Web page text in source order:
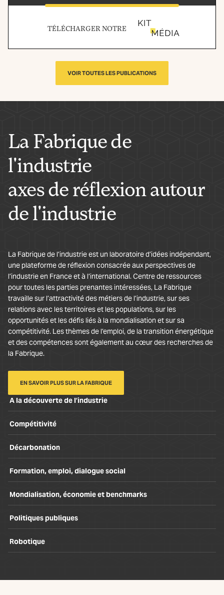
TÉLÉCHARGER NOTRE
VOIR TOUTES LES PUBLICATIONS
La Fabrique de
l'industrie
axes de réflexion autour
de l'industrie
La Fabrique de l’industrie est un laboratoire d’idées indépendant,
une plateforme de réflexion consacrée aux perspectives de
l’industrie en France et à l’international. Centre de ressources
pour toutes les parties prenantes intéressées, La Fabrique
travaille sur l’attractivité des métiers de l’industrie, sur ses
relations avec les territoires et les populations, sur les
opportunités et les défis liés à la mondialisation et sur sa
compétitivité. Les thèmes de l’emploi, de la transition énergétique
et des compétences sont également au cœur des recherches de
la Fabrique.
EN SAVOIR PLUS SUR LA FABRIQUE
A la découverte de l’industrie
Compétitivité
Décarbonation
Formation, emploi, dialogue social
Mondialisation, économie et benchmarks
Politiques publiques
Robotique